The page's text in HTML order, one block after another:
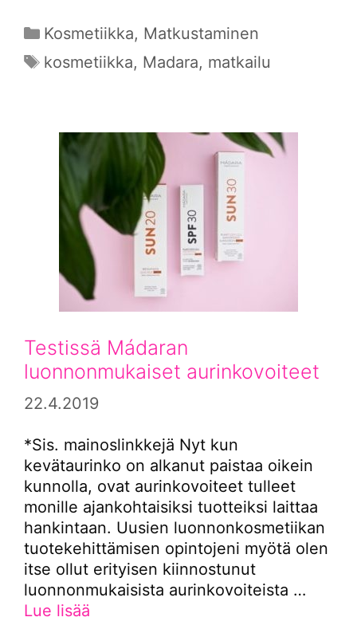
Kategoriat
Kosmetiikka, Matkustaminen
Avainsanat
kosmetiikka, Madara, matkailu
Testissä Mádaran
luonnonmukaiset aurinkovoiteet
22.4.2019
*Sis. mainoslinkkejä Nyt kun
kevätaurinko on alkanut paistaa oikein
kunnolla, ovat aurinkovoiteet tulleet
monille ajankohtaisiksi tuotteiksi laittaa
hankintaan. Uusien luonnonkosmetiikan
tuotekehittämisen opintojeni myötä olen
itse ollut erityisen kiinnostunut
luonnonmukaisista aurinkovoiteista …
Lue lisää